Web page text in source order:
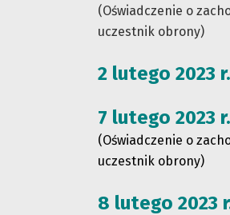
(Oświadczenie o
uczestnik obrony)
2 lutego 2023
7 lutego 2023
(Oświadczenie o
uczestnik obrony)
8 lutego 2023